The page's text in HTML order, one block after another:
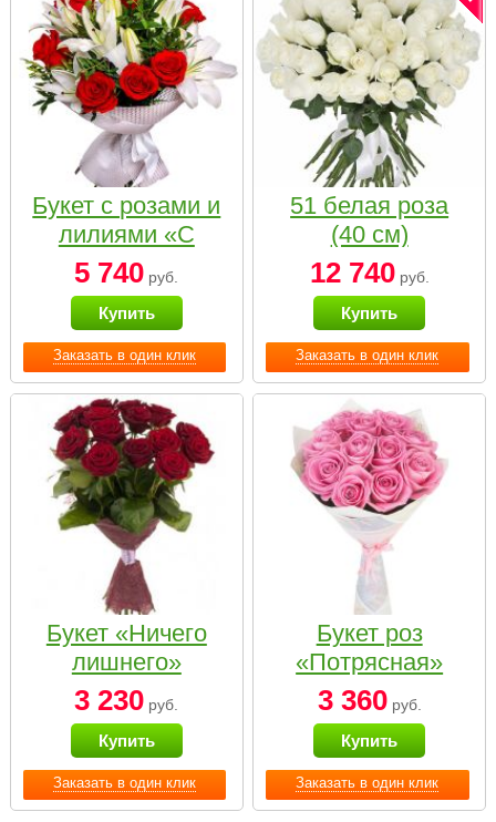
Заказать в один клик
Букет с розами и
лилиями «С
наилучшими
пожеланиями»
5 740 руб.
Купить
Заказать в один клик
51 белая роза
(40 см)
12 740руб.
Купить
Заказать в один клик
Букет «Ничего
лишнего»
3 230 руб.
Купить
Заказать в один клик
Букет роз
«Потрясная»
3 360руб.
Купить